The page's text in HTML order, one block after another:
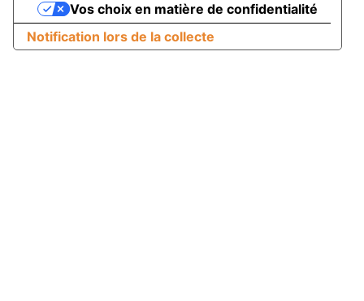
Notification lors de la collecte
Vos choix en matière de confidentialité